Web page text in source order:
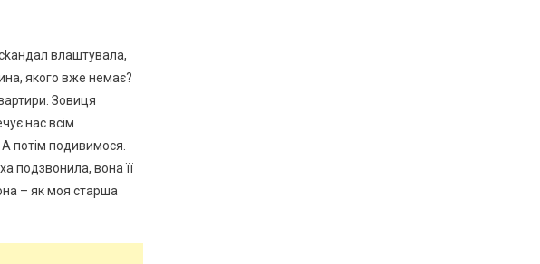
влаштувала,
якого вже немає?
Зовиця
нас всім
потім подивимося.
подзвонила, вона її
– як моя старша